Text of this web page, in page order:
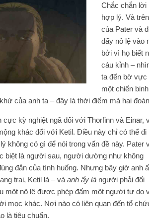
Chắc chắn lời
hợp lý. Và
của Pater và
đẩy nô lệ vào
bởi vì họ biết
cáu kỉnh –
ta đến bờ vực
một chiến
của anh ta – đây là thời điểm mà hai
kỳ nghiệt ngã đối với Thorfinn và Einar,
khác đối với Ketil. Điều này chỉ có thể đi
không có gì để nói trong vấn đề này. Pater
biệt là người sau, người dường như không
đắn của tình huống. Nhưng bây giờ anh
trại, Ketil là – và anh ấy là người phải đối
một nô lệ được phép đấm một người tự do
mọc khác. Nơi nào có liên quan đến tổ
là tiêu chuẩn.